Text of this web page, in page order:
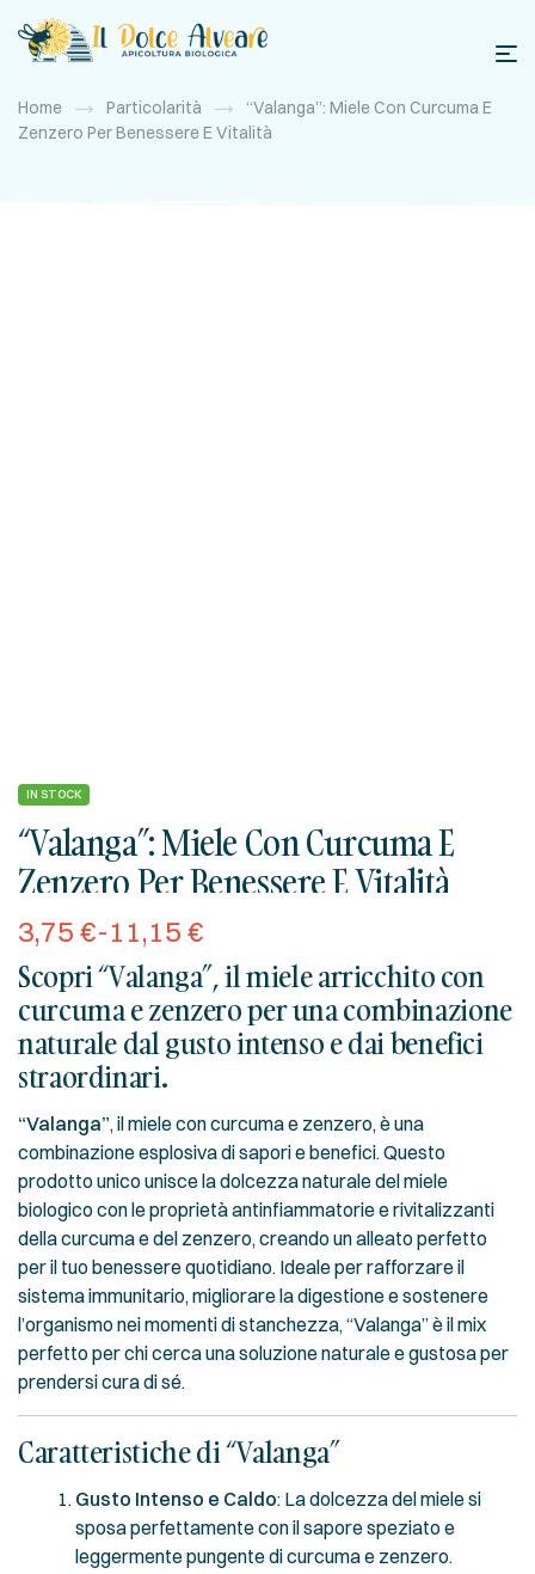
Home Particolarità
“Valanga”: Miele Con Curcuma E
Zenzero Per Benessere E Vitalità
IN STOCK
“Valanga”: Miele Con Curcuma E
Zenzero Per Benessere E Vitalità
3,75 €-11,15 €
Scopri “Valanga”, il miele arricchito con
curcuma e zenzero per una combinazione
naturale dal gusto intenso e dai benefici
straordinari.
“Valanga”, il miele con curcuma e zenzero, è una
combinazione esplosiva di sapori e benefici. Questo
prodotto unico unisce la dolcezza naturale del miele
biologico con le proprietà antinfiammatorie e rivitalizzanti
della curcuma e del zenzero, creando un alleato perfetto
per il tuo benessere quotidiano. Ideale per rafforzare il
sistema immunitario, migliorare la digestione e sostenere
l’organismo nei momenti di stanchezza, “Valanga” è il mix
perfetto per chi cerca una soluzione naturale e gustosa per
prendersi cura di sé.
Caratteristiche di “Valanga”
Gusto Intenso e Caldo: La dolcezza del miele si
sposa perfettamente con il sapore speziato e
leggermente pungente di curcuma e zenzero.